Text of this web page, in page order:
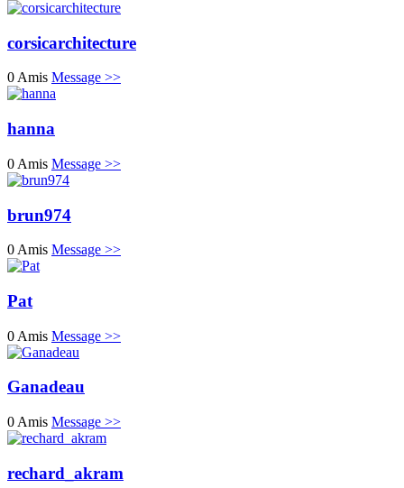
corsicarchitecture
0 Amis Message >>
hanna
0 Amis Message >>
brun974
0 Amis Message >>
Pat
0 Amis Message >>
Ganadeau
0 Amis Message >>
rechard_akram